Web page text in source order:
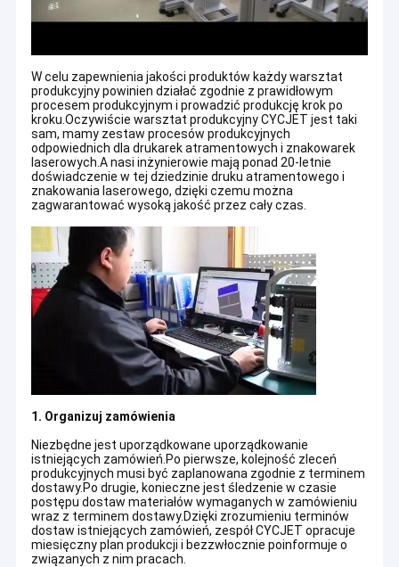
W celu zapewnienia jakości produktów każdy warsztat
produkcyjny powinien działać zgodnie z prawidłowym
procesem produkcyjnym i prowadzić produkcję krok po
kroku.Oczywiście warsztat produkcyjny CYCJET jest taki
sam, mamy zestaw procesów produkcyjnych
odpowiednich dla drukarek atramentowych i znakowarek
laserowych.A nasi inżynierowie mają ponad 20-letnie
doświadczenie w tej dziedzinie druku atramentowego i
znakowania laserowego, dzięki czemu można
zagwarantować wysoką jakość przez cały czas.
1. Organizuj zamówienia
Niezbędne jest uporządkowane uporządkowanie
istniejących zamówień.Po pierwsze, kolejność zleceń
produkcyjnych musi być zaplanowana zgodnie z terminem
dostawy.Po drugie, konieczne jest śledzenie w czasie
postępu dostaw materiałów wymaganych w zamówieniu
wraz z terminem dostawy.Dzięki zrozumieniu terminów
dostaw istniejących zamówień, zespół CYCJET opracuje
miesięczny plan produkcji i bezzwłocznie poinformuje o
związanych z nim pracach.